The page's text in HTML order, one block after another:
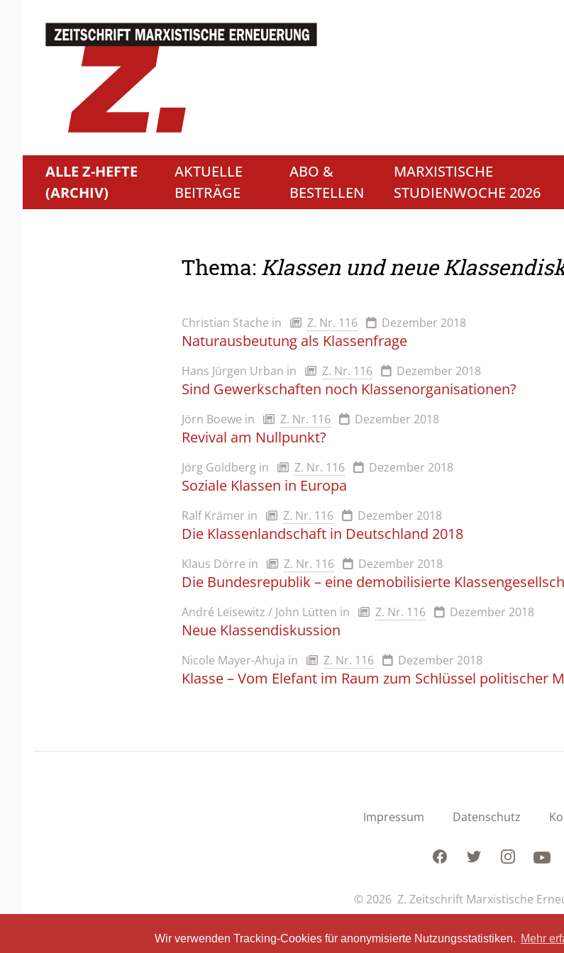
Wir verwenden Tracking-Cookies für anonymisierte Nutzungsstatistiken. Mehr
ALLE Z-HEFTE
(ARCHIV)
AKTUELLE
BEITRÄGE
ABO &
BESTELLEN
MARXISTISCHE
STUDIENWOCHE 2026
Thema: Klassen und neue
Christian Stache in Z. Nr. 116 Dezember 2018
Naturausbeutung als Klassenfrage
Hans Jürgen Urban in Z. Nr. 116 Dezember 2018
Sind Gewerkschaften noch Klassenorganisationen?
Jörn Boewe in Z. Nr. 116 Dezember 2018
Revival am Nullpunkt?
Jörg Goldberg in Z. Nr. 116 Dezember 2018
Soziale Klassen in Europa
Ralf Krämer in Z. Nr. 116 Dezember 2018
Die Klassenlandschaft in Deutschland 2018
Klaus Dörre in Z. Nr. 116 Dezember 2018
Die Bundesrepublik – eine demobilisierte
André Leisewitz / John Lütten in Z. Nr. 116 Dezember 2018
Neue Klassendiskussion
Nicole Mayer-Ahuja in Z. Nr. 116 Dezember 2018
Klasse – Vom Elefant im Raum zum Schlüssel politischer
Impressum Datenschutz
FacebookTwitterInstagram
© 2026 Z. Zeitschrift Marxistische